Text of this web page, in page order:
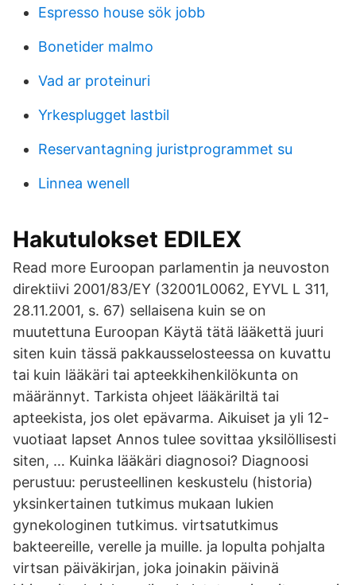
Espresso house sök jobb
Bonetider malmo
Vad ar proteinuri
Yrkesplugget lastbil
Reservantagning juristprogrammet su
Linnea wenell
Hakutulokset EDILEX
Read more Euroopan parlamentin ja neuvoston
direktiivi 2001/83/EY (32001L0062, EYVL L 311,
28.11.2001, s. 67) sellaisena kuin se on
muutettuna Euroopan Käytä tätä lääkettä juuri
siten kuin tässä pakkausselosteessa on kuvattu
tai kuin lääkäri tai apteekkihenkilökunta on
määrännyt. Tarkista ohjeet lääkäriltä tai
apteekista, jos olet epävarma. Aikuiset ja yli 12-
vuotiaat lapset Annos tulee sovittaa yksilöllisesti
siten, … Kuinka lääkäri diagnosoi? Diagnoosi
perustuu: perusteellinen keskustelu (historia)
yksinkertainen tutkimus mukaan lukien
gynekologinen tutkimus. virtsatutkimus
bakteereille, verelle ja muille. ja lopulta pohjalta
virtsan päiväkirjan, joka joinakin päivinä